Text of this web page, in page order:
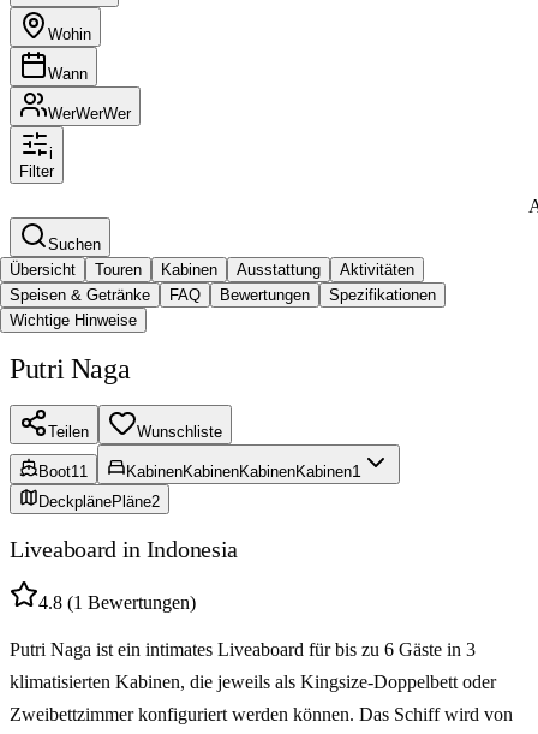
Wohin
Wann
WerWerWer
i
Filter
Suchen
Übersicht
Touren Kabinen Ausstattung
Aktivitäten
Speisen & Getränke
FAQ Bewertungen
Spezifikationen
Wichtige Hinweise
Putri Naga
Teilen Wunschliste
Boot11 KabinenKabinenKabinenKabinen1
DeckplänePläne2
Liveaboard in Indonesia
4.8 (1 Bewertungen)
Putri Naga ist ein intimates Liveaboard für bis zu 6 Gäste in 3
klimatisierten Kabinen, die jeweils als Kingsize-Doppelbett oder
Zweibettzimmer konfiguriert werden können. Das Schiff wird von